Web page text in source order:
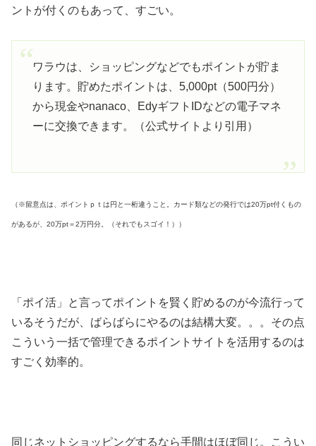
ントが付くのもあって、すごい。
ワラウは、ショッピングなどでもポイントが貯ま
ります。貯めたポイントは、5,000pt（500円分）
から現金やnanaco、EdyギフトIDなどの電子マネ
ーに交換できます。（公式サイトより引用）
（※留意点は、ポイントｐｔは円と一桁違うこと。カード類などの発行では20万pt付くもの
があるが、20万pt＝2万円分。（それでもスゴイ！））
「ポイ活」と言ってポイントを賢く貯めるのが今流行って
いるそうだが、ばらばらにやるのは結構大変。。。その点
こういう一括で管理できるポイントサイトを活用するのは
すごく効率的。
同じネットショッピングするなら手間はほぼ同じ。こうい